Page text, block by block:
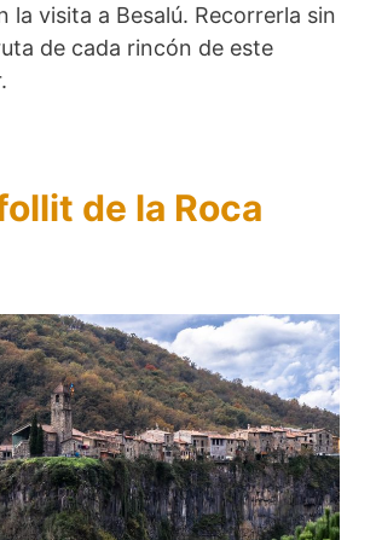
la visita a Besalú. Recorrerla sin
de cada rincón de este
de la Roca